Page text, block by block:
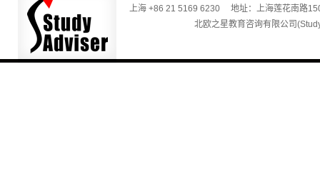
上海 +86 21 5169 6230 地址：上海莲花南路
北欧之星教育咨询有限公司